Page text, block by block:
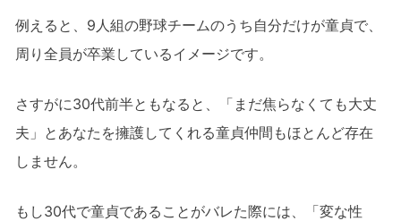
例えると、9人組の野球チームのうち自分だけが童貞で、
周り全員が卒業しているイメージです。
さすがに30代前半ともなると、「まだ焦らなくても大丈
夫」とあなたを擁護してくれる童貞仲間もほとんど存在
しません。
もし30代で童貞であることがバレた際には、「変な性